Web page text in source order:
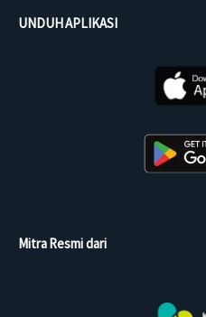
UNDUH APLIKASI
Mitra Resmi dari